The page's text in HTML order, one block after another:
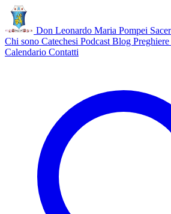
Don Leonardo Maria Pompei
Chi sono Catechesi Podcast Blog Preghiere
Calendario Contatti